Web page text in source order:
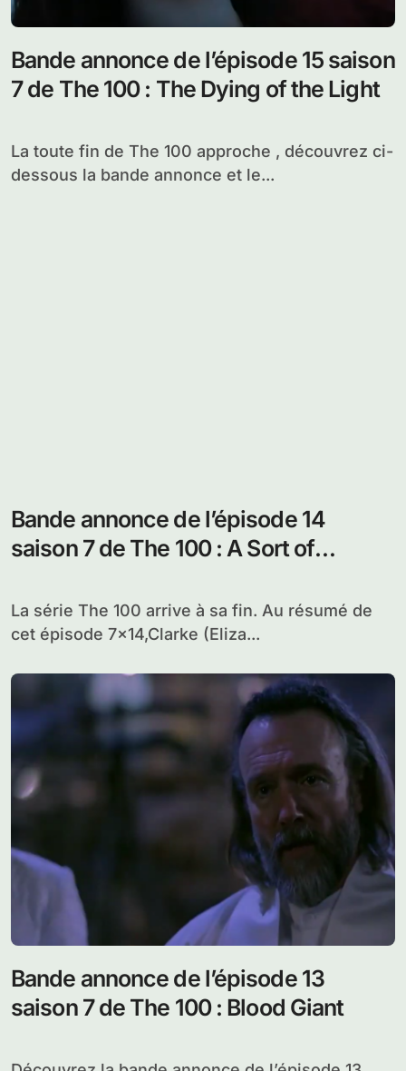
Bande annonce de l’épisode 15 saison
7 de The 100 : The Dying of the Light
La toute fin de The 100 approche , découvrez ci-
dessous la bande annonce et le...
Bande annonce de l’épisode 14
saison 7 de The 100 : A Sort of
La série The 100 arrive à sa fin. Au résumé de
cet épisode 7×14,Clarke (Eliza...
Bande annonce de l’épisode 13
saison 7 de The 100 : Blood Giant